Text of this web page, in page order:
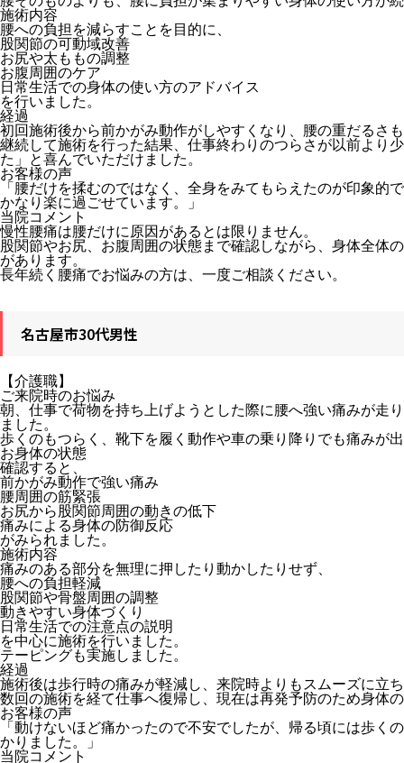
施術内容
腰への負担を減らすことを目的に、
股関節の可動域改善
お尻や太ももの調整
お腹周囲のケア
日常生活での身体の使い方のアドバイス
を行いました。
経過
初回施術後から前かがみ動作がしやすくなり、腰の重だるさ
継続して施術を行った結果、仕事終わりのつらさが以前より
た」と喜んでいただけました。
お客様の声
「腰だけを揉むのではなく、全身をみてもらえたのが印象的
かなり楽に過ごせています。」
当院コメント
慢性腰痛は腰だけに原因があるとは限りません。
股関節やお尻、お腹周囲の状態まで確認しながら、身体全体
があります。
長年続く腰痛でお悩みの方は、一度ご相談ください。
名古屋市30代男性
【介護職】
ご来院時のお悩み
朝、仕事で荷物を持ち上げようとした際に腰へ強い痛みが走
ました。
歩くのもつらく、靴下を履く動作や車の乗り降りでも痛みが
お身体の状態
確認すると、
前かがみ動作で強い痛み
腰周囲の筋緊張
お尻から股関節周囲の動きの低下
痛みによる身体の防御反応
がみられました。
施術内容
痛みのある部分を無理に押したり動かしたりせず、
腰への負担軽減
股関節や骨盤周囲の調整
動きやすい身体づくり
日常生活での注意点の説明
を中心に施術を行いました。
テーピングも実施しました。
経過
施術後は歩行時の痛みが軽減し、来院時よりもスムーズに立
数回の施術を経て仕事へ復帰し、現在は再発予防のため身体
お客様の声
「動けないほど痛かったので不安でしたが、帰る頃には歩く
かりました。」
当院コメント